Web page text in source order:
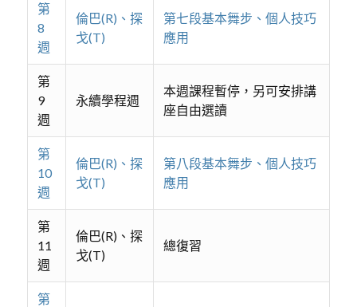
第
8
週
倫巴(R)、探
戈(T)
第七段基本舞步、個人技巧
應用
第
9
週
永續學程週
本週課程暫停，另可安排講
座自由選讀
第
10
週
倫巴(R)、探
戈(T)
第八段基本舞步、個人技巧
應用
第
11
週
倫巴(R)、探
戈(T)
總復習
第